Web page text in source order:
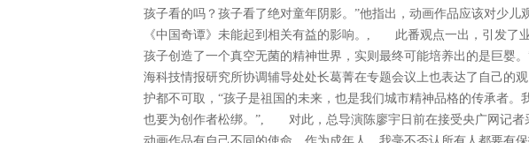
孩子看的吗？孩子看了绝对童年阴影。”他指出，动画作品应该对少儿
《中国奇谭》未能起到相关有益的影响。, 此番观点一出，引发
孩子创造了一个真空无菌的精神世界，实则最终可能培养出的是巨婴
海科技情报研究所协调辅导处处长葛菁在专题会议上也表达了自己的
护都不可取，“孩子是祖国的未来，也是我们城市精神品格的传承者。
也要为创作者松绑。”, 对此，总导演陈廖宇日前在接受央广网记者